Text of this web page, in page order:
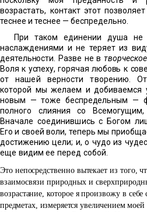
возрастать, контакт этот
теснее и теснее — беспредельно.
При таком единении душа не
наслаждениями и не теряет из
деятельности. Разве не втворческое
Воля к успеху, горячая любовь к
от нашей верности творению.
которой мы желаем и добиваемся
новым — тоже беспредельным —
полного слияния со
Вначале соединившись с Богом
Его и своей воли, теперь мы
достижению цели; и, о чудо из
еще видим ее перед собой.
Это непосредственно вытекает из того,
взаимосвязи природных и
возрастание, которое я произвожу в себе
предметах, измеряется увеличением